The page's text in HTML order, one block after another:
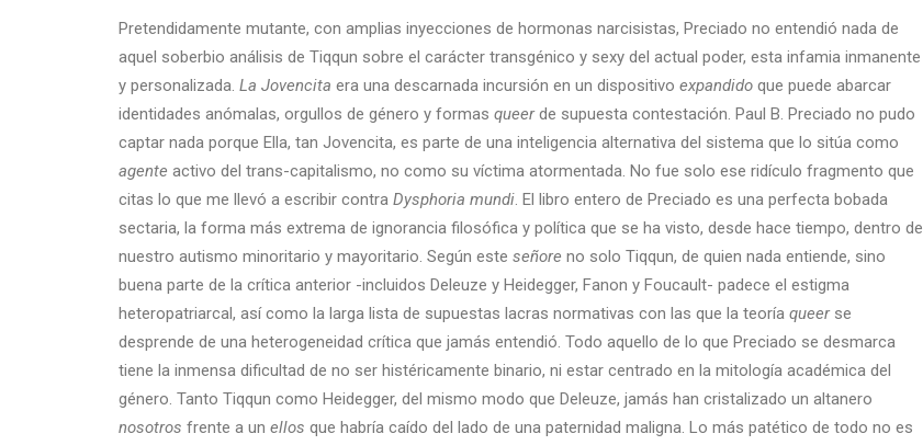
Pretendidamente mutante, con amplias inyecciones de hormonas narcisistas, Preciado no entendió nada de
aquel soberbio análisis de Tiqqun sobre el carácter transgénico y sexy del actual poder, esta infamia inmanente
y personalizada. La Jovencita era una descarnada incursión en un dispositivo expandido que puede abarcar
identidades anómalas, orgullos de género y formas queerde supuesta contestación. Paul B. Preciado no pudo
captar nada porque Ella, tan Jovencita, es parte de una inteligencia alternativa del sistema que lo sitúa como
agente activo del trans-capitalismo, no como su víctima atormentada. No fue solo ese ridículo fragmento que
citas lo que me llevó a escribir contra Dysphoria mundi. El libro entero de Preciado es una perfecta bobada
sectaria, la forma más extrema de ignorancia filosófica y política que se ha visto, desde hace tiempo, dentro de
nuestro autismo minoritario y mayoritario. Según este señore no solo Tiqqun, de quien nada entiende, sino
buena parte de la crítica anterior -incluidos Deleuze y Heidegger, Fanon y Foucault- padece el estigma
heteropatriarcal, así como la larga lista de supuestas lacras normativas con las que la teoría queerse
desprende de una heterogeneidad crítica que jamás entendió. Todo aquello de lo que Preciado se desmarca
tiene la inmensa dificultad de no ser histéricamente binario, ni estar centrado en la mitología académica del
género. Tanto Tiqqun como Heidegger, del mismo modo que Deleuze, jamás han cristalizado un altanero
nosotros frente a un ellos que habría caído del lado de una paternidad maligna. Lo más patético de todo no es